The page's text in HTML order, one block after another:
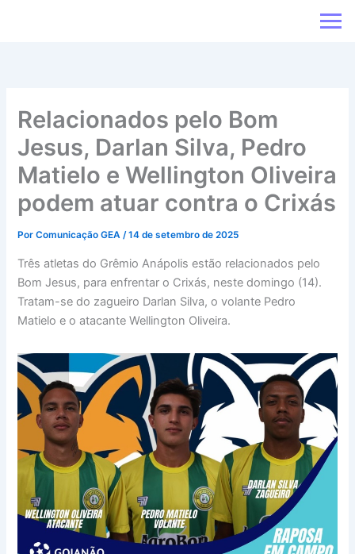
Relacionados pelo Bom
Jesus, Darlan Silva, Pedro
Matielo e Wellington Oliveira
podem atuar contra o Crixás
PorComunicação GEA/14 de setembro de 2025
Três atletas do Grêmio Anápolis estão relacionados pelo
Bom Jesus, para enfrentar o Crixás, neste domingo (14).
Tratam-se do zagueiro Darlan Silva, o volante Pedro
Matielo e o atacante Wellington Oliveira.